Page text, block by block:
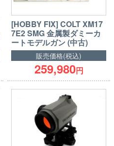
[HOBBY FIX] COLT XM17
7E2 SMG 金属製ダミーカ
ートモデルガン (中古)
販売価格(税込)
259,980円